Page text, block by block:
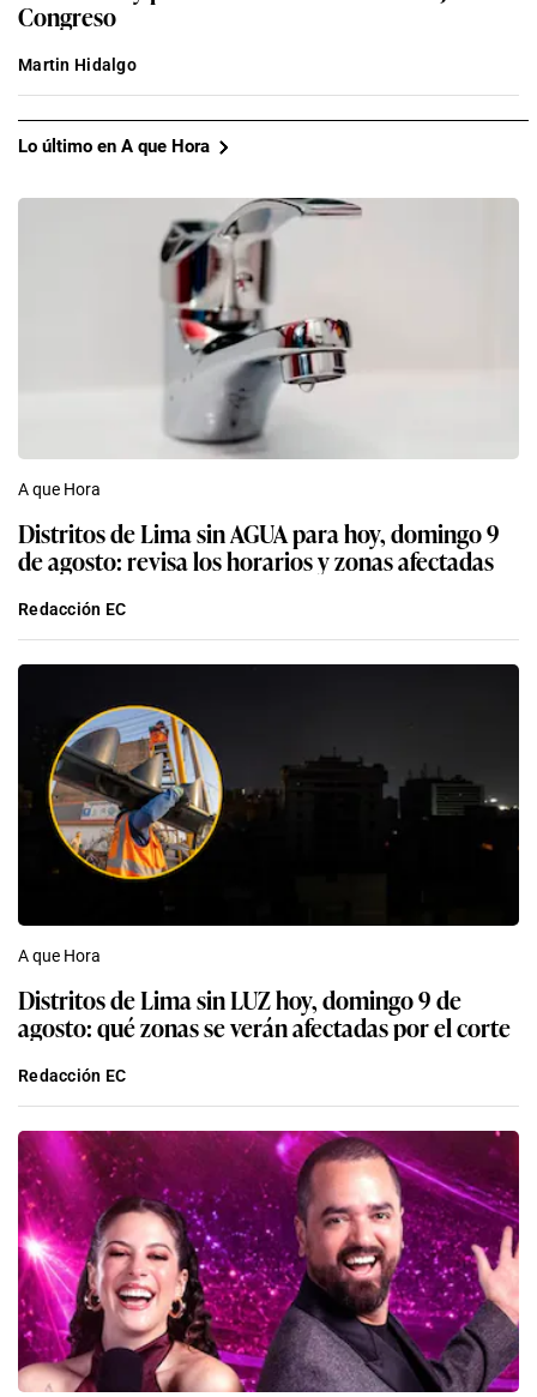
Congreso
Martin Hidalgo
Lo último en A que Hora
A que Hora
Distritos de Lima sin AGUA para hoy, domingo 9
de agosto: revisa los horarios y zonas afectadas
Redacción EC
A que Hora
Distritos de Lima sin LUZ hoy, domingo 9 de
agosto: qué zonas se verán afectadas por el corte
Redacción EC